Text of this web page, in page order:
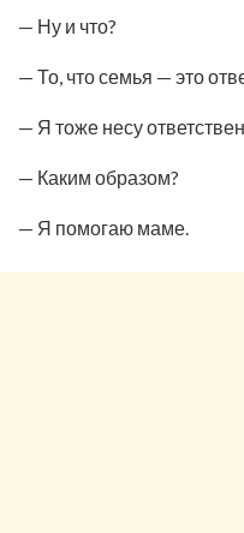
— Ну и что?
— То, что семья — это
— Я тоже несу
— Каким образом?
— Я помогаю маме.